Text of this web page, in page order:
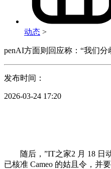
动态 >
penAI方面则回应称：“我们分
发布时间：
2026-03-24 17:20
随后，”IT之家2 月 18 日
已核准 Cameo 的姑且令，并